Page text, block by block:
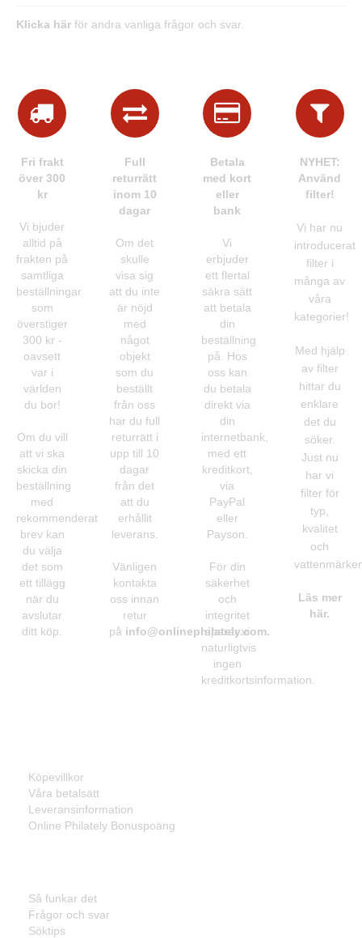
Klicka här för andra vanliga frågor och svar.
Fri frakt
över 300
kr
Vi bjuder
alltid på
frakten på
samtliga
beställningar
som
överstiger
300 kr -
oavsett
var i
världen
du bor!
Om du vill
att vi ska
skicka din
beställning
med
rekommenderat
brev kan
du välja
det som
ett tillägg
när du
avslutar
ditt köp.
Full
returrätt
inom 10
dagar
Om det
skulle
visa sig
att du inte
är nöjd
med
något
objekt
som du
beställt
från oss
har du full
returrätt i
upp till 10
dagar
från det
att du
erhållit
leverans.
Vänligen
kontakta
oss innan
retur
på info@onlinephilately.com.
Betala
med kort
eller
bank
Vi
erbjuder
ett flertal
säkra sätt
att betala
din
beställning
på. Hos
oss kan
du betala
direkt via
din
internetbank,
med ett
kreditkort,
via
PayPal
eller
Payson.
För din
säkerhet
och
integritet
sparar vi
naturligtvis
ingen
kreditkortsinformation.
NYHET:
Använd
filter!
Vi har nu
introducerat
filter i
många av
våra
kategorier!
Med hjälp
av filter
hittar du
enklare
det du
söker.
Just nu
har vi
filter för
typ,
kvalitet
och
Läs mer
här.
Köpevillkor
Våra betalsätt
Leveransinformation
Online Philately Bonuspoäng
Så funkar det
Frågor och svar
Söktips